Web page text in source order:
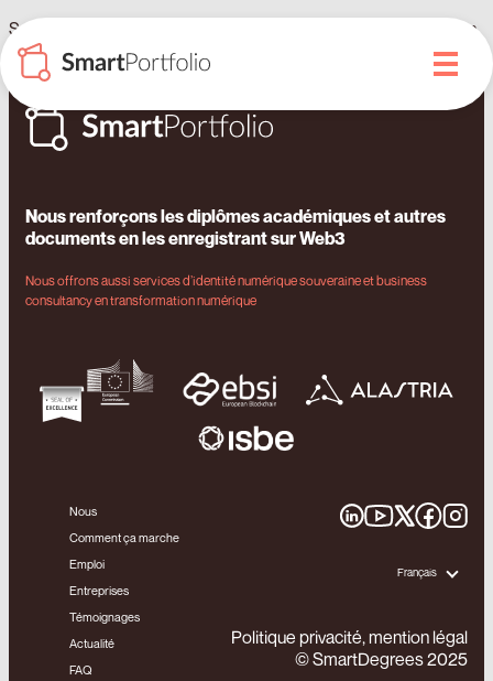
SmartDegrees obtient le Sceau d’Excellence de la Commission
Européenne
Nous renforçons les diplômes académiques et autres
documents en les enregistrant sur Web3
Nous offrons aussi services d’identité numérique souveraine et business
consultancy en transformation numérique
Nous
Comment ça marche
Emploi
Entreprises
Témoignages
Actualité
FAQ
Français
Politique privacité, mention légal
© SmartDegrees 2025